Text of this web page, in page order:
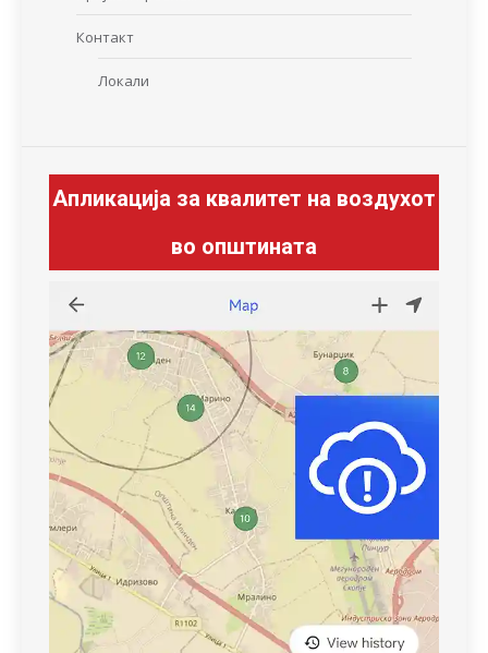
Контакт
Локали
Апликација за квалитет на воздухот
во општината